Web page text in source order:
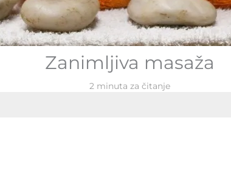
Zanimljiva masaža
2 minuta za čitanje